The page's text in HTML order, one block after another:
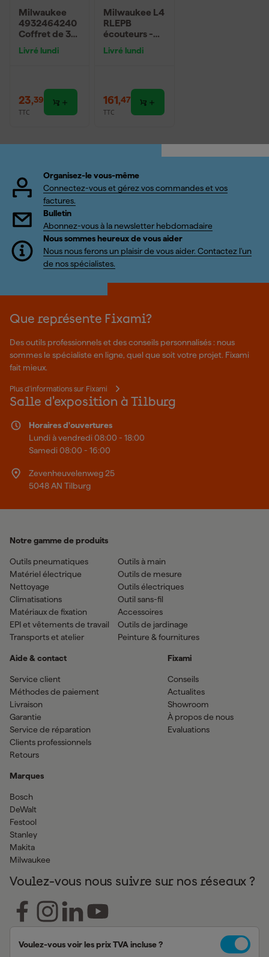
Milwaukee
4932464240
Coffret de 32
Livré lundi
23,39
TTC
Milwaukee L4
RLEPB
écouteurs -
rechargeables
Livré lundi
161,47
TTC
Organisez-le vous-même
Connectez-vous et gérez vos commandes et vos
factures.
Bulletin
Abonnez-vous à la newsletter hebdomadaire
Nous sommes heureux de vous aider
Nous nous ferons un plaisir de vous aider. Contactez l'un
de nos spécialistes.
Que représente Fixami?
Des outils professionnels et des conseils personnalisés : nous
sommes le spécialiste en ligne, quel que soit votre projet. Fixami
fait mieux.
Plus d'informations sur Fixami
Salle d'exposition à Tilburg
Horaires d'ouvertures
Lundi à vendredi 08:00 - 18:00
Samedi 08:00 - 16:00
Zevenheuvelenweg 25
5048 AN Tilburg
Notre gamme de produits
Outils pneumatiques
Matériel électrique
Nettoyage
Climatisations
Matériaux de fixation
EPI et vêtements de travail
Transports et atelier
Outils à main
Outils de mesure
Outils électriques
Outil sans-fil
Accessoires
Outils de jardinage
Peinture & fournitures
Aide & contact
Service client
Méthodes de paiement
Livraison
Garantie
Service de réparation
Clients professionnels
Retours
Marques
Bosch
DeWalt
Festool
Stanley
Makita
Milwaukee
Fixami
Conseils
Actualites
Showroom
À propos de nous
Evaluations
Voulez-vous nous suivre sur nos réseaux ?
Voulez-vous voir les prix TVA incluse ?